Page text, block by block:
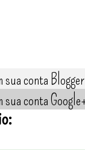
sua conta Blogger
sua conta